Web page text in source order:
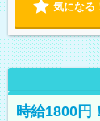
気になる
時給1800円